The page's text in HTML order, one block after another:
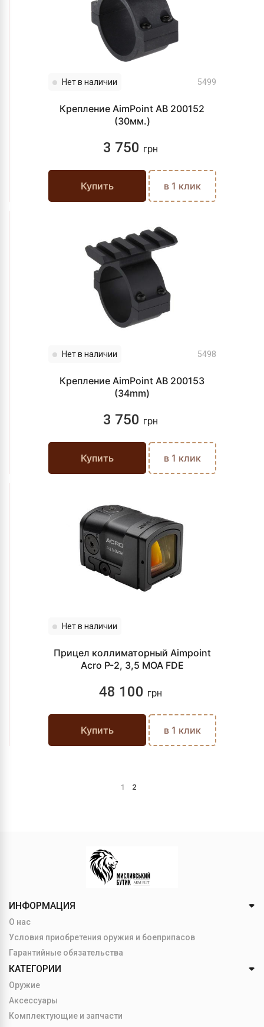
Нет в наличии 5499
Крепление AimPoint AB 200152
(30мм.)
3 750 грн
Купить в 1 клик
Нет в наличии 5498
Крепление AimPoint AB 200153
(34mm)
3 750 грн
Купить в 1 клик
Нет в наличии
Прицел коллиматорный Aimpoint
Acro P-2, 3,5 MOA FDE
48 100 грн
Купить в 1 клик
1 2
ИНФОРМАЦИЯ
О нас
Условия приобретения оружия и боеприпасов
Гарантийные обязательства
КАТЕГОРИИ
Оружие
Аксессуары
Комплектующие и запчасти